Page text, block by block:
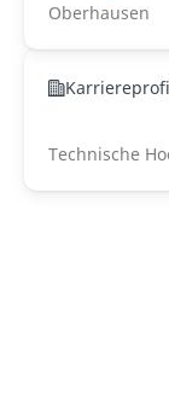
Oberhausen
Technische